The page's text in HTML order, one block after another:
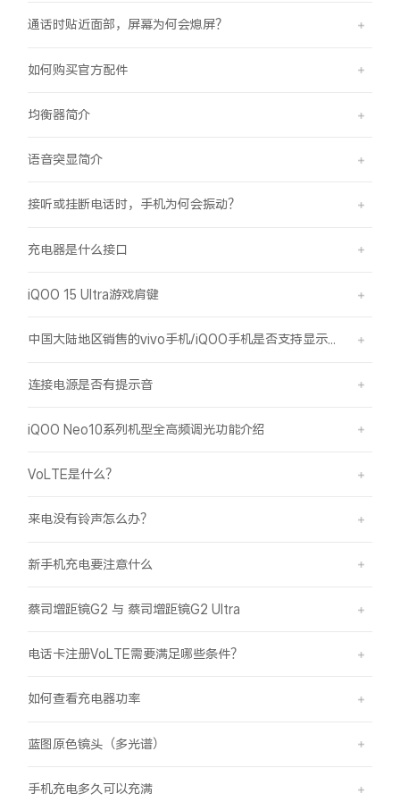
通话时贴近面部，屏幕为何会熄屏？
如何购买官方配件
均衡器简介
语音突显简介
接听或挂断电话时，手机为何会振动？
充电器是什么接口
iQOO 15 Ultra游戏肩键
中国大陆地区销售的vivo手机/iQOO手机是否支持显示国外号码的归属地信息？
连接电源是否有提示音
iQOO Neo10系列机型全高频调光功能介绍
VoLTE是什么？
来电没有铃声怎么办？
新手机充电要注意什么
蔡司增距镜G2 与 蔡司增距镜G2 Ultra
电话卡注册VoLTE需要满足哪些条件？
如何查看充电器功率
蓝图原色镜头（多光谱）
手机充电多久可以充满